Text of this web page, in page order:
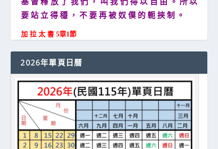
基 督 釋 放 了 我 們 ， 叫 我 們 得 以 自 由 。 所 以
要 站 立 得 穩 ， 不 要 再 被 奴 僕 的 軛 挾 制 。
加 拉 太 書 5章1節
2026年單頁日曆